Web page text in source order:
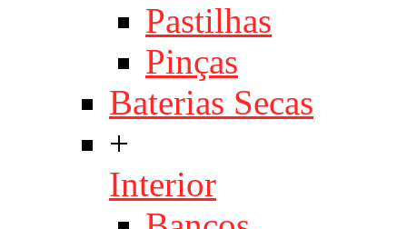
Pastilhas
Pinças
Baterias Secas
+
Interior